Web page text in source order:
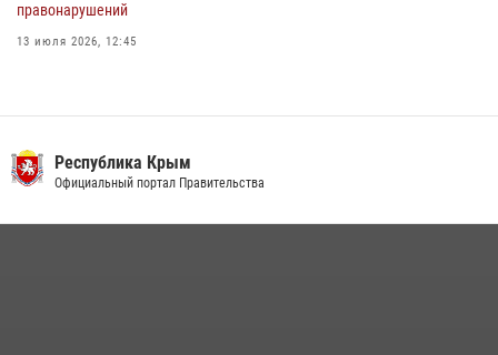
правонарушений
13 июля 2026, 12:45
Росгвардейцы Крыма и Севастополя отметили День Крещения Руси
Республика Крым
Официальный портал Правительства